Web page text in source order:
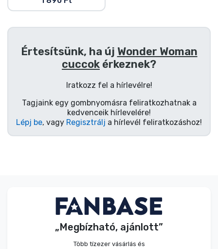
Értesítsünk, ha új Wonder Woman
cuccok érkeznek?
Iratkozz fel a hírlevélre!
Tagjaink egy gombnyomásra feliratkozhatnak a
kedvenceik hírlevelére!
Lépj be, vagy Regisztrálj a hírlevél feliratkozáshoz!
„Megbízható, ajánlott”
Több tízezer vásárlás és
Gamer cuccok
Sportos cuccok
Zenés cuccok
Terméktípusok